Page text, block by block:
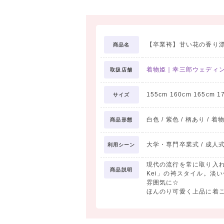
商品名 【卒業袴】甘い花の香
取扱店舗 着物姫｜幸三郎ウェディ
サイズ 155cm 160cm 165cm
商品形態 白色 / 紫色 / 柄あり / 着
利用シーン 大学・専門卒業式 / 成人
商品説明
現代の流行を常に取り入
Kei」の袴スタイル。淡
雰囲気に☆
ほんのり可愛く上品に着